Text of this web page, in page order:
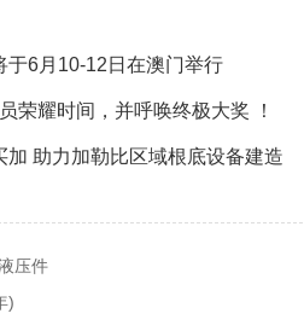
6月10-12日在澳门举行
耀时间，并呼唤终极大奖 ！
助力加勒比区域根底设备建造
压件
)